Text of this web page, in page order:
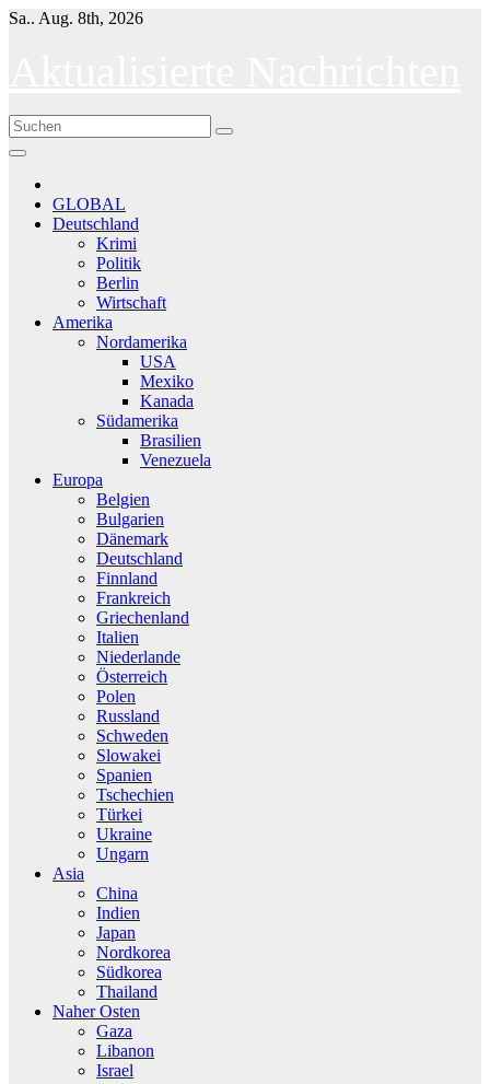
Skip
Sa.. Aug. 8th, 2026
GLOBAL
Deutschland
Krimi
Politik
Berlin
Wirtschaft
Amerika
Nordamerika
USA
Mexiko
Kanada
Südamerika
Brasilien
Venezuela
Europa
Belgien
Bulgarien
Dänemark
Deutschland
Finnland
Frankreich
Griechenland
Italien
Niederlande
Österreich
Polen
Russland
Schweden
Slowakei
Spanien
Tschechien
Türkei
Ukraine
Ungarn
Asia
China
Indien
Japan
Nordkorea
Südkorea
Thailand
Naher Osten
Gaza
Libanon
Israel